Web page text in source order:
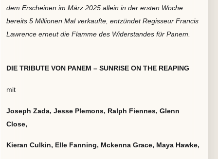
dem Erscheinen im März 2025 allein in der ersten Woche
bereits 5 Millionen Mal verkaufte, entzündet Regisseur Francis
Lawrence erneut die Flamme des Widerstandes für Panem.
DIE TRIBUTE VON PANEM – SUNRISE ON THE REAPING
mit
Joseph Zada, Jesse Plemons, Ralph Fiennes, Glenn
Close,
Kieran Culkin, Elle Fanning, Mckenna Grace, Maya Hawke,